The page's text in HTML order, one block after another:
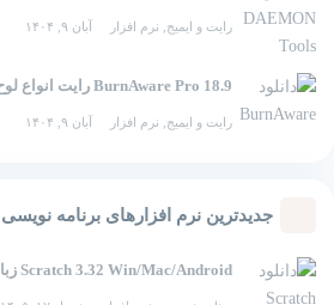
رایت و ایمیج نرم افزار آبان ۹, ۱۴۰۴
BurnAware Pro 18.9 رایت انواع لوح های فشرده
رایت و ایمیج نرم افزار آبان ۹, ۱۴۰۴
جدیدترین نرم افزارهای برنامه نویسی